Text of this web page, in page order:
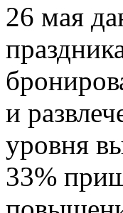
26 мая
и
уровня
33%